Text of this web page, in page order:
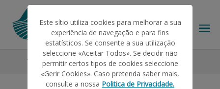
Todas as Notícias
Este sítio utiliza cookies para melhorar a sua
experiência de navegação e para fins
estatísticos. Se consente a sua utilização
seleccione «Aceitar Todos». Se decidir não
permitir certos tipos de cookies seleccione
«Gerir Cookies». Caso pretenda saber mais,
consulte a nossa Politica de Privacidade.